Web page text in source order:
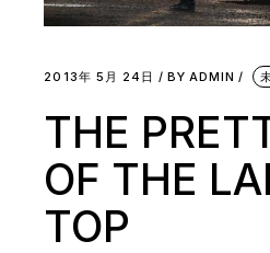
2013年 5月 24日 BY ADMIN
THE
OF THE
TOP